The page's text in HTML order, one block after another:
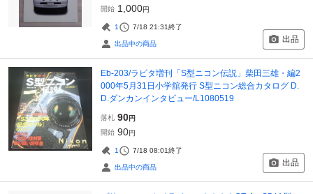
開始 1,000円
1 7/18 21:31終了
出品中の商品 出品
Eb-203/ラピタ増刊「S型ニコン伝説」柴田三雄・編2
000年5月31日小学舘発行 S型ニコン総合カタログ D.
D.ダンカンインタビュー/L1080519
落札 90円
開始 90円
1 7/18 08:01終了
出品中の商品 出品